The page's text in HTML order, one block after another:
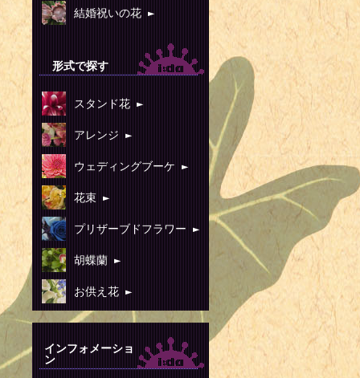
結婚祝いの花 ►
形式で探す
スタンド花 ►
アレンジ ►
ウェディングブーケ ►
花束 ►
プリザーブドフラワー ►
胡蝶蘭 ►
お供え花 ►
インフォメーショ
ン